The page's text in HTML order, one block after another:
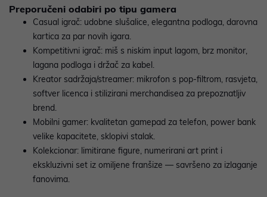
Preporučeni odabiri po tipu gamera
Casual igrač: udobne slušalice, elegantna podloga, darovna
kartica za par novih igara.
Kompetitivni igrač: miš s niskim input lagom, brz monitor,
lagana podloga i držač za kabel.
Kreator sadržaja/streamer: mikrofon s pop‑filtrom, rasvjeta,
softver licenca i stilizirani merchandisea za prepoznatljiv
brend.
Mobilni gamer: kvalitetan gamepad za telefon, power bank
velike kapacitete, sklopivi stalak.
Kolekcionar: limitirane figure, numerirani art print i
ekskluzivni set iz omiljene franšize — savršeno za izlaganje
fanovima.